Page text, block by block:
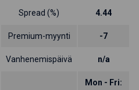
Spread (%) 4.44
Premium-myynti -7
Vanhenemispäivä n/a
Mon - Fri: